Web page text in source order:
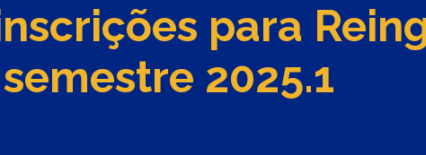
para
2025.1